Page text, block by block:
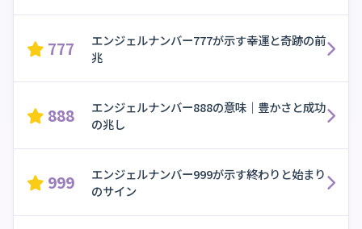
777
エンジェルナンバー777が示す幸運と奇跡の前
兆
888
エンジェルナンバー888の意味｜豊かさと成功
の兆し
999
エンジェルナンバー999が示す終わりと始まり
のサイン